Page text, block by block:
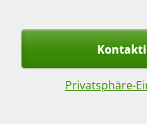
Privatsphäre-